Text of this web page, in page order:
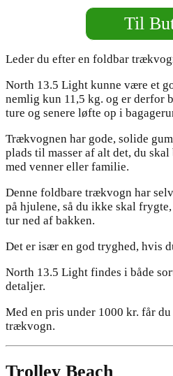
Til
Leder du efter en foldbar
North 13.5 Light kunne være et
nemlig kun 11,5 kg. og er derfor
ture og senere løfte op i
Trækvognen har gode, solide
plads til masser af alt det, du
med venner eller familie.
Denne foldbare trækvogn har
på hjulene, så du ikke skal
tur ned af bakken.
Det er især en god tryghed, hvis
North 13.5 Light findes i både
detaljer.
Med en pris under 1000 kr. får
trækvogn.
Trolley Beach